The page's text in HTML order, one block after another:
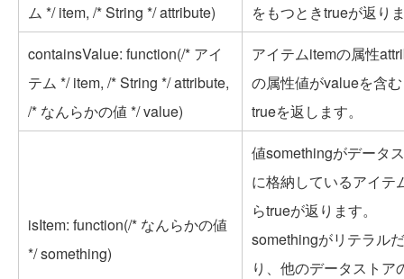
ム */ item, /* String */ attribute)
をもつときtrueが返り
containsValue: function(/* アイ
テム */ item, /* String */ attribute,
/* なんらかの値 */ value)
アイテムitemの属性
の属性値がvalueを含
trueを返します。
isItem: function(/* なんらかの値
*/ something)
値somethingがデータ
に格納しているアイテ
らtrueが返ります。
somethingがリテラル
り、他のデータストア